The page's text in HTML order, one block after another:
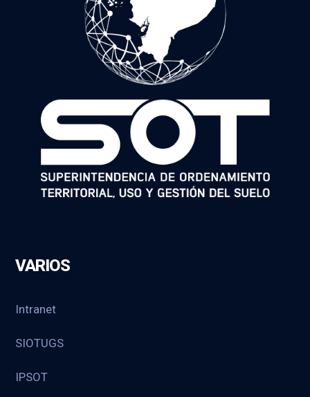
VARIOS
Intranet
SIOTUGS
IPSOT